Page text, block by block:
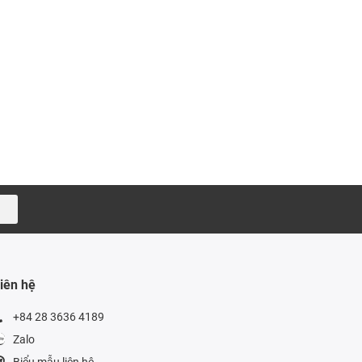
hệ
+84 28 3636 4189
Zalo